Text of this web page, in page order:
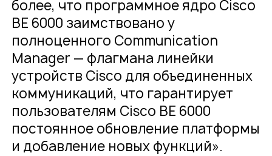
более, что программное ядро Cisco
BE 6000 заимствовано у
полноценного Communication
Manager — флагмана линейки
устройств Cisco для объединенных
коммуникаций, что гарантирует
пользователям Cisco BE 6000
постоянное обновление платформы
и добавление новых функций».